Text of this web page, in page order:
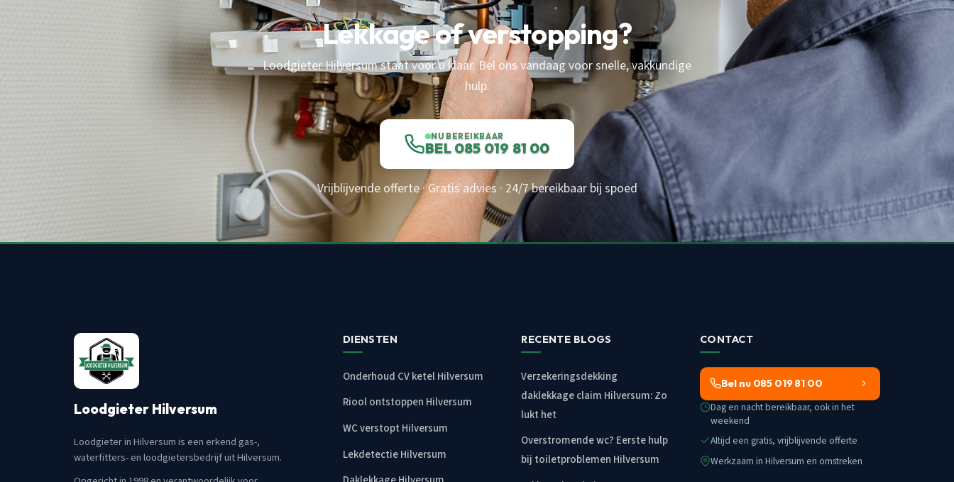
Lekkage of verstopping?
Loodgieter Hilversum staat voor u klaar. Bel ons vandaag voor snelle, vakkundige
hulp.
NU BEREIKBAAR
BEL 085 019 81 00
Vrijblijvende offerte · Gratis advies · 24/7 bereikbaar bij spoed
Loodgieter Hilversum
Loodgieter in Hilversum is een erkend gas-,
waterfitters- en loodgietersbedrijf uit Hilversum.
DIENSTEN
Onderhoud CV ketel Hilversum
Riool ontstoppen Hilversum
WC verstopt Hilversum
Lekdetectie Hilversum
RECENTE BLOGS
Verzekeringsdekking
daklekkage claim Hilversum: Zo
lukt het
Overstromende wc? Eerste hulp
bij toiletproblemen Hilversum
CONTACT
Bel nu 085 019 81 00
Dag en nacht bereikbaar, ook in het
weekend
Altijd een gratis, vrijblijvende offerte
Werkzaam in Hilversum en omstreken